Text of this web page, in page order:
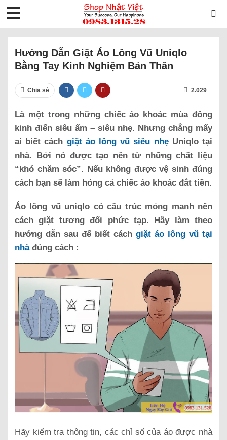
Hướng Dẫn Giặt Áo Lông Vũ Uniqlo
Bằng Tay Kinh Nghiệm Bản Thân
Chia sẻ 2.029
Là một trong những chiếc áo khoác mùa đông
kinh điển siêu ấm – siêu nhẹ. Nhưng chẳng mấy
ai biết cách giặt áo lông vũ siêu nhẹUniqlo tại
nhà. Bởi nó được tạo nên từ những chất liệu
“khó chăm sóc”. Nếu không được vệ sinh đúng
cách bạn sẽ làm hỏng cả chiếc áo khoác đắt tiền.
Áo lông vũ uniqlo có cấu trúc mỏng manh nên
cách giặt tương đối phức tạp. Hãy làm theo
hướng dẫn sau để biết cách giặt áo lông vũ tại
nhàđúng cách :
Hãy kiểm tra thông tin, các chỉ số của áo được nhà